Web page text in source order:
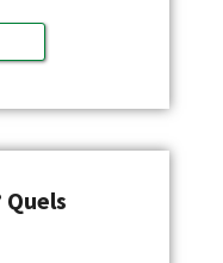
Quels